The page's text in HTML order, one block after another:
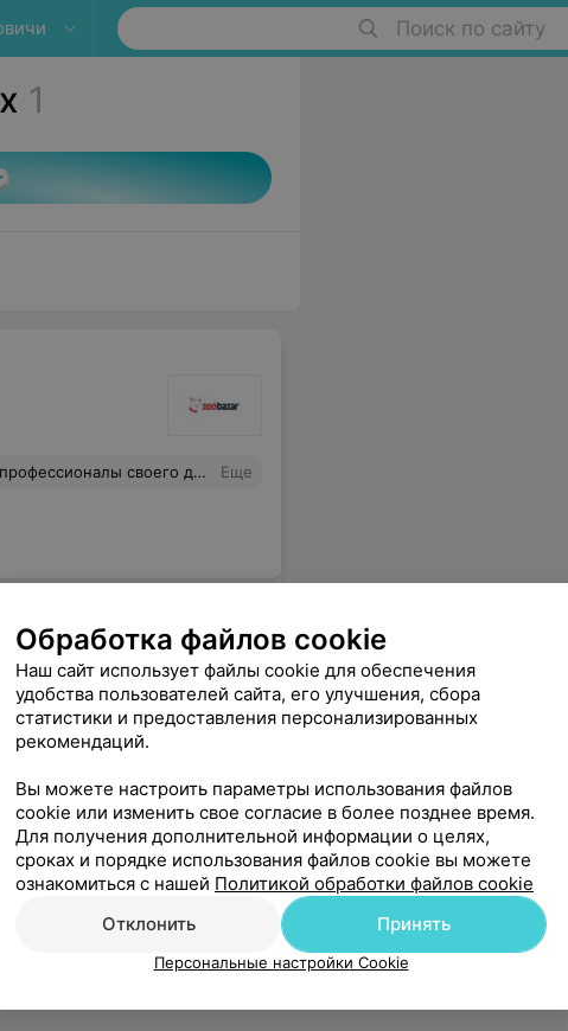
Поиск по сайту
1
своего дела Еще
Обработка файлов cookie
Наш сайт использует файлы cookie для обеспечения
удобства пользователей сайта, его улучшения, сбора
статистики и предоставления персонализированных
рекомендаций.
Вы можете настроить параметры использования файлов
cookie или изменить свое согласие в более позднее время.
Для получения дополнительной информации о целях,
сроках и порядке использования файлов cookie вы можете
ознакомиться с нашей Политикой обработки файлов cookie
Отклонить
Принять
Персональные настройки Cookie